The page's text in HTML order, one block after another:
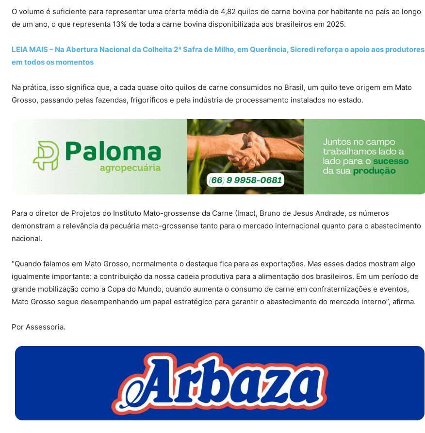
O volume é suficiente para representar uma oferta média de 4,82 quilos de carne bovina por habitante no país ao longo
de um ano, o que representa 13% de toda a carne bovina disponibilizada aos brasileiros em 2025.
LEIA MAIS – Na Abertura Nacional da Colheita 2ª Safra de Milho, em Querência, Sicredi reforça o apoio aos produtores
em todos os momentos
Na prática, isso significa que, a cada quase oito quilos de carne consumidos no Brasil, um quilo teve origem em Mato
Grosso, passando pelas fazendas, frigoríficos e pela indústria de processamento instalados no estado.
Para o diretor de Projetos do Instituto Mato-grossense da Carne (Imac), Bruno de Jesus Andrade, os números
demonstram a relevância da pecuária mato-grossense tanto para o mercado internacional quanto para o abastecimento
nacional.
“Quando falamos em Mato Grosso, normalmente o destaque fica para as exportações. Mas esses dados mostram algo
igualmente importante: a contribuição da nossa cadeia produtiva para a alimentação dos brasileiros. Em um período de
grande mobilização como a Copa do Mundo, quando aumenta o consumo de carne em confraternizações e eventos,
Mato Grosso segue desempenhando um papel estratégico para garantir o abastecimento do mercado interno”, afirma.
Por Assessoria.